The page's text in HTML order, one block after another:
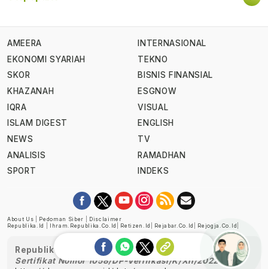
AMEERA
EKONOMI SYARIAH
SKOR
KHAZANAH
IQRA
ISLAM DIGEST
NEWS
ANALISIS
SPORT
INTERNASIONAL
TEKNO
BISNIS FINANSIAL
ESGNOW
VISUAL
ENGLISH
TV
RAMADHAN
INDEKS
About Us Pedoman Siber
Disclaimer
Republika.id
Ihram.republika.co.id Retizen.id Rejabar.co.id Rejogja.co.id
Republika telah diverifikasi oleh Dewan Pers
Sertifikat Nomor 1058/DP-Verifikasi/K/XII/2022